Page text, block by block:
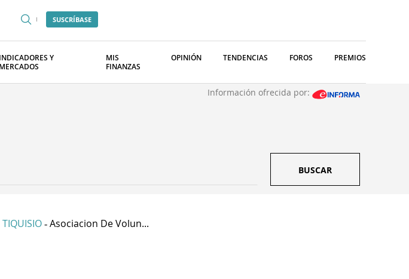
SUSCRÍBASE
INDICADORES Y
MERCADOS
MIS
FINANZAS
OPINIÓN TENDENCIAS FOROS PREMIOS
Información ofrecida por:
BUSCAR
- Asociacion De Volun...